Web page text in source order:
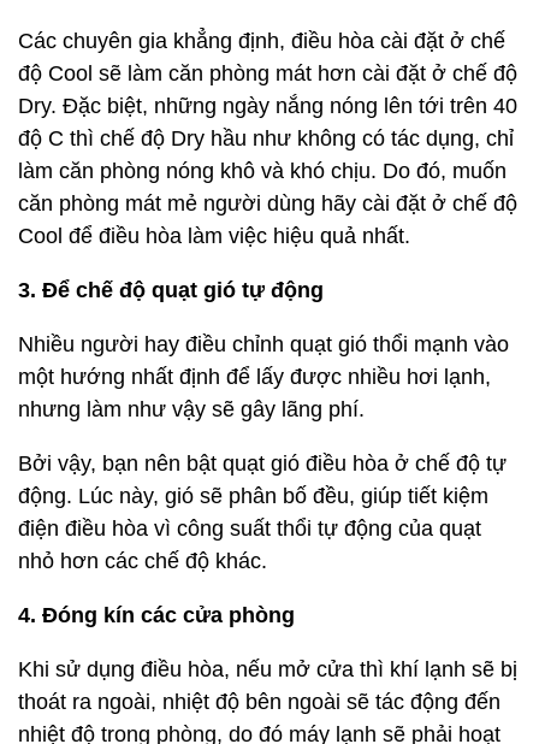
Các chuyên gia khẳng định, điều hòa cài đặt ở chế
độ Cool sẽ làm căn phòng mát hơn cài đặt ở chế độ
Dry. Đặc biệt, những ngày nắng nóng lên tới trên 40
độ C thì chế độ Dry hầu như không có tác dụng, chỉ
làm căn phòng nóng khô và khó chịu. Do đó, muốn
căn phòng mát mẻ người dùng hãy cài đặt ở chế độ
Cool để điều hòa làm việc hiệu quả nhất.
3. Để chế độ quạt gió tự động
Nhiều người hay điều chỉnh quạt gió thổi mạnh vào
một hướng nhất định để lấy được nhiều hơi lạnh,
nhưng làm như vậy sẽ gây lãng phí.
Bởi vậy, bạn nên bật quạt gió điều hòa ở chế độ tự
động. Lúc này, gió sẽ phân bố đều, giúp tiết kiệm
điện điều hòa vì công suất thổi tự động của quạt
nhỏ hơn các chế độ khác.
4. Đóng kín các cửa phòng
Khi sử dụng điều hòa, nếu mở cửa thì khí lạnh sẽ bị
thoát ra ngoài, nhiệt độ bên ngoài sẽ tác động đến
nhiệt độ trong phòng, do đó máy lạnh sẽ phải hoạt